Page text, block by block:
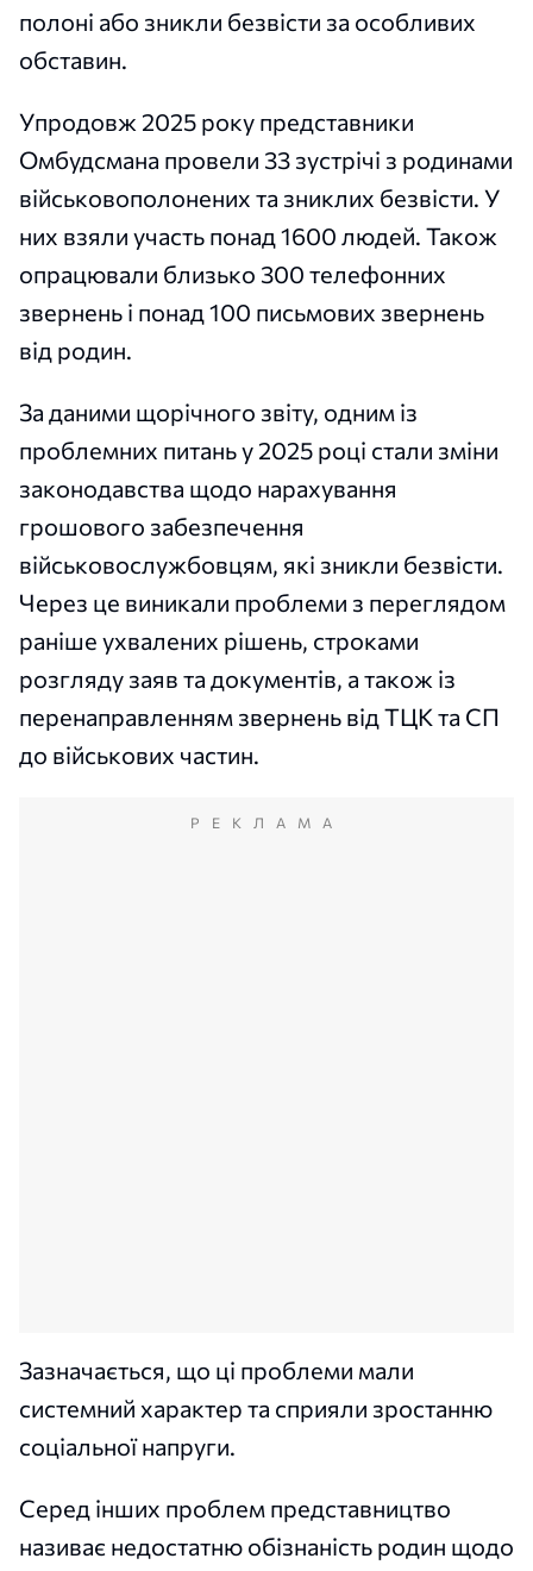
полоні або зникли безвісти за особливих
обставин.
Упродовж 2025 року представники
Омбудсмана провели 33 зустрічі з родинами
військовополонених та зниклих безвісти. У
них взяли участь понад 1600 людей. Також
опрацювали близько 300 телефонних
звернень і понад 100 письмових звернень
від родин.
За даними щорічного звіту, одним із
проблемних питань у 2025 році стали зміни
законодавства щодо нарахування
грошового забезпечення
військовослужбовцям, які зникли безвісти.
Через це виникали проблеми з переглядом
раніше ухвалених рішень, строками
розгляду заяв та документів, а також із
перенаправленням звернень від ТЦК та СП
до військових частин.
РЕКЛАМА
Зазначається, що ці проблеми мали
системний характер та сприяли зростанню
соціальної напруги.
Серед інших проблем представництво
називає недостатню обізнаність родин щодо